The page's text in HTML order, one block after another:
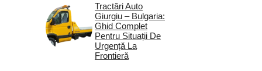
Tractări Auto
Giurgiu – Bulgaria:
Ghid Complet
Pentru Situații De
Urgență La
Frontieră